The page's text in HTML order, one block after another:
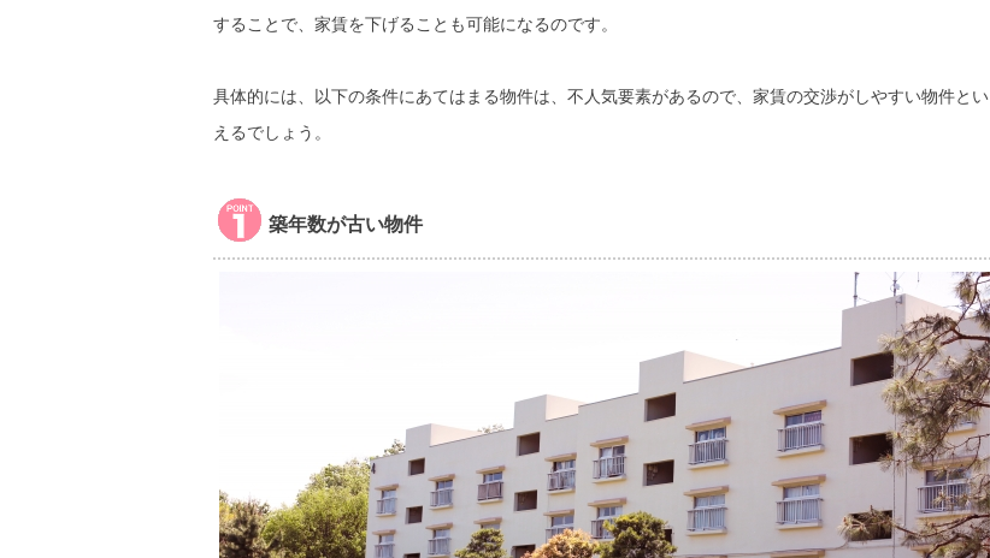
することで、家賃を下げることも可能になるのです。
具体的には、以下の条件にあてはまる物件は、不人気要素があるので、家賃の交渉がしやすい物件とい
えるでしょう。
築年数が古い物件